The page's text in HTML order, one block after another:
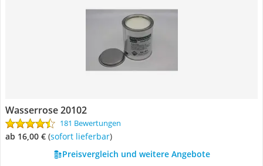
Wasserrose 20102
181 Bewertungen
ab 16,00 € ( Sofort lieferbar)
Preisvergleich und weitere Angebote